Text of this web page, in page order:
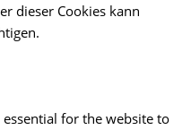
dieser Cookies kann
for the website to